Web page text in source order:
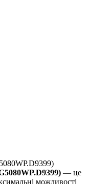
— це
можливості